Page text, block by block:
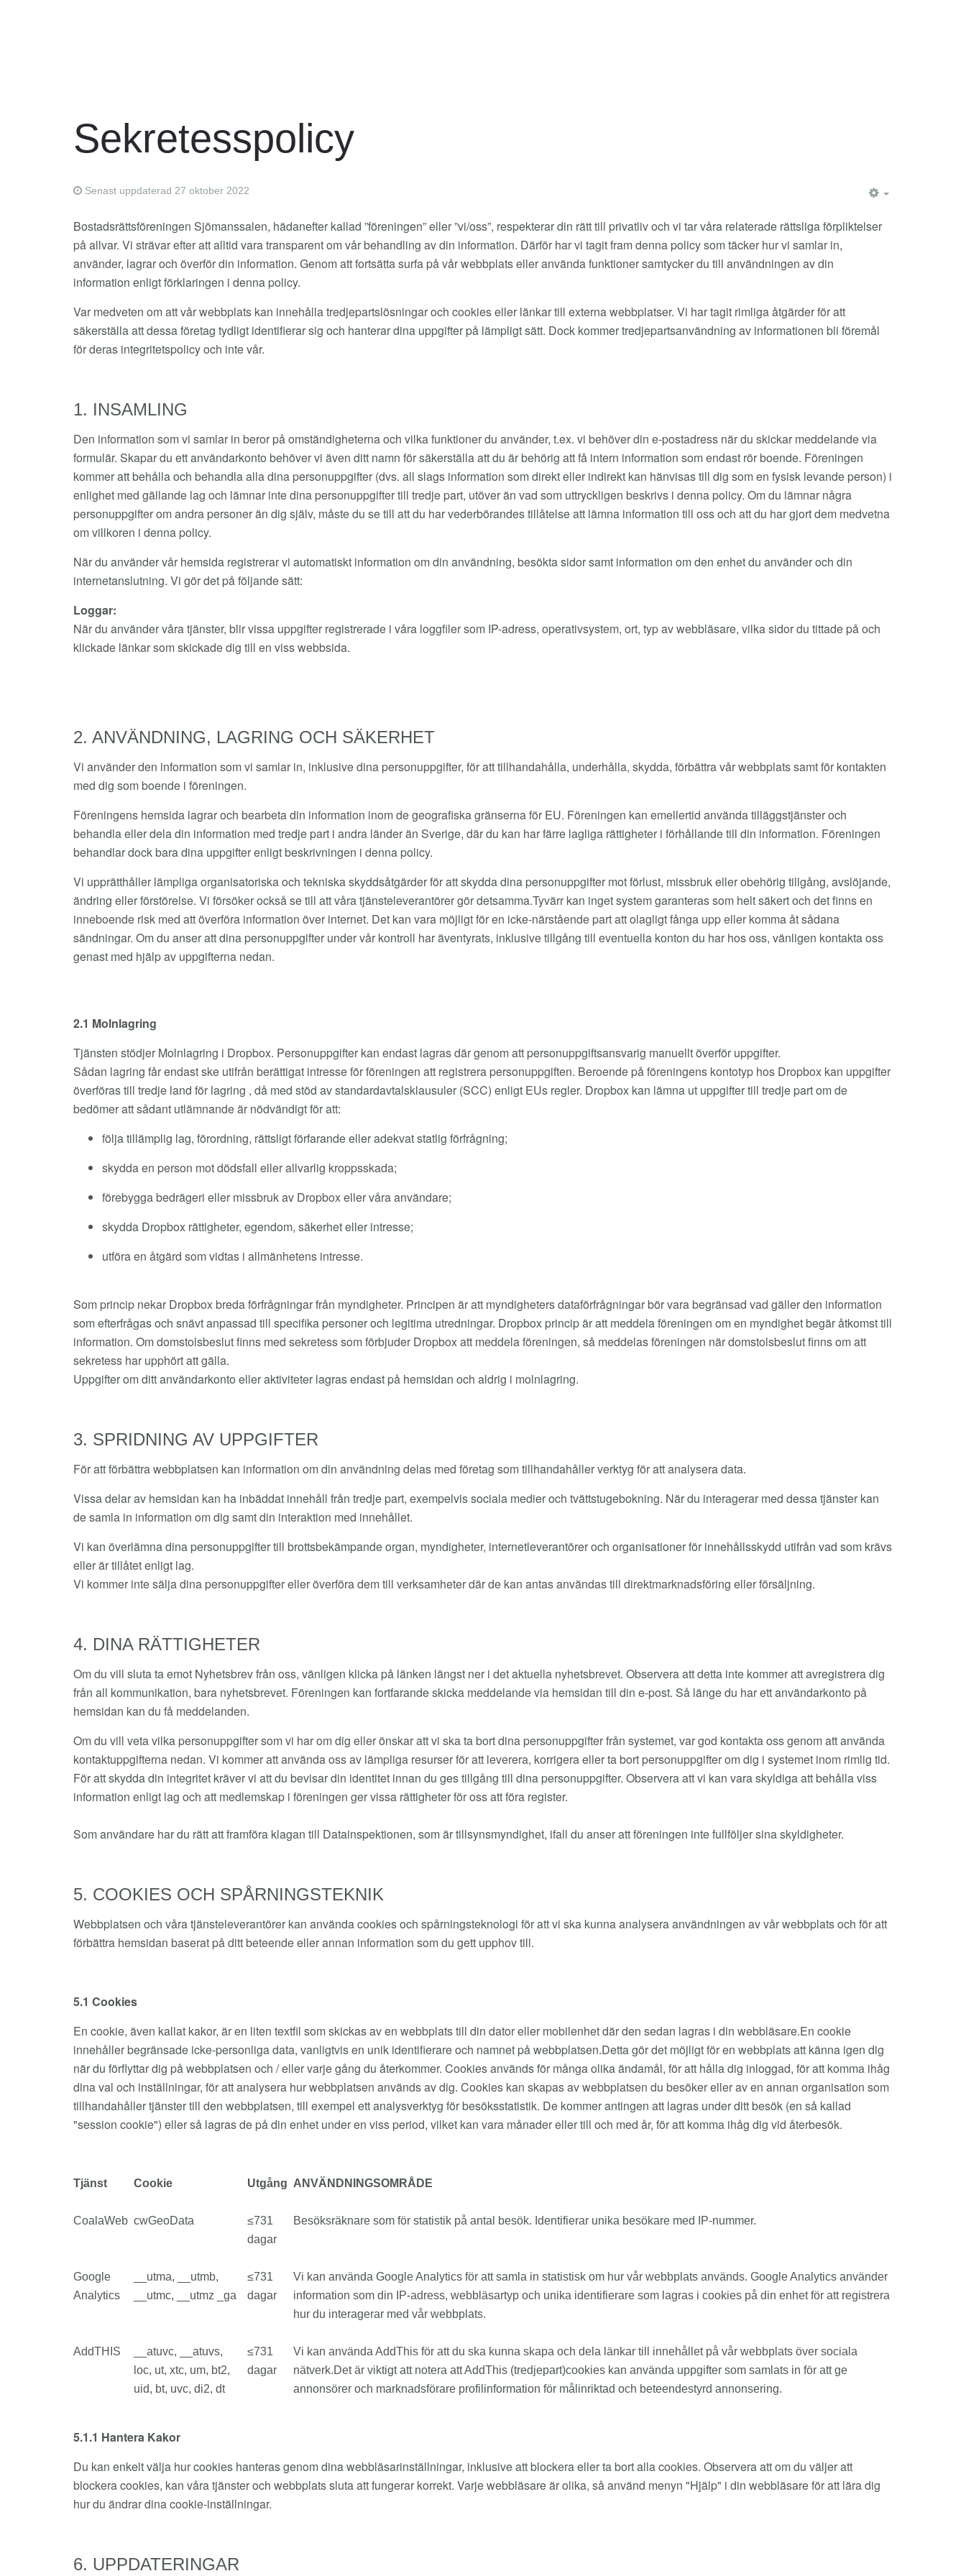
Sekretesspolicy
Senast uppdaterad 27 oktober 2022
Bostadsrättsföreningen Sjömanssalen, hädanefter kallad ”föreningen” eller ”vi/oss”, respekterar din rätt till privatliv och vi tar våra relaterade rättsliga förpliktelser
på allvar. Vi strävar efter att alltid vara transparent om vår behandling av din information. Därför har vi tagit fram denna policy som täcker hur vi samlar in,
använder, lagrar och överför din information. Genom att fortsätta surfa på vår webbplats eller använda funktioner samtycker du till användningen av din
information enligt förklaringen i denna policy.
Var medveten om att vår webbplats kan innehålla tredjepartslösningar och cookies eller länkar till externa webbplatser. Vi har tagit rimliga åtgärder för att
säkerställa att dessa företag tydligt identifierar sig och hanterar dina uppgifter på lämpligt sätt. Dock kommer tredjepartsanvändning av informationen bli föremål
för deras integritetspolicy och inte vår.
1. INSAMLING
Den information som vi samlar in beror på omständigheterna och vilka funktioner du använder, t.ex. vi behöver din e-postadress när du skickar meddelande via
formulär. Skapar du ett användarkonto behöver vi även ditt namn för säkerställa att du är behörig att få intern information som endast rör boende. Föreningen
kommer att behålla och behandla alla dina personuppgifter (dvs. all slags information som direkt eller indirekt kan hänvisas till dig som en fysisk levande person) i
enlighet med gällande lag och lämnar inte dina personuppgifter till tredje part, utöver än vad som uttryckligen beskrivs i denna policy. Om du lämnar några
personuppgifter om andra personer än dig själv, måste du se till att du har vederbörandes tillåtelse att lämna information till oss och att du har gjort dem medvetna
om villkoren i denna policy.
När du använder vår hemsida registrerar vi automatiskt information om din användning, besökta sidor samt information om den enhet du använder och din
internetanslutning. Vi gör det på följande sätt:
Loggar:
När du använder våra tjänster, blir vissa uppgifter registrerade i våra loggfiler som IP-adress, operativsystem, ort, typ av webbläsare, vilka sidor du tittade på och
klickade länkar som skickade dig till en viss webbsida.
2. ANVÄNDNING, LAGRING OCH SÄKERHET
Vi använder den information som vi samlar in, inklusive dina personuppgifter, för att tillhandahålla, underhålla, skydda, förbättra vår webbplats samt för kontakten
med dig som boende i föreningen.
Föreningens hemsida lagrar och bearbeta din information inom de geografiska gränserna för EU. Föreningen kan emellertid använda tilläggstjänster och
behandla eller dela din information med tredje part i andra länder än Sverige, där du kan har färre lagliga rättigheter i förhållande till din information. Föreningen
behandlar dock bara dina uppgifter enligt beskrivningen i denna policy.
Vi upprätthåller lämpliga organisatoriska och tekniska skyddsåtgärder för att skydda dina personuppgifter mot förlust, missbruk eller obehörig tillgång, avslöjande,
ändring eller förstörelse. Vi försöker också se till att våra tjänsteleverantörer gör detsamma.Tyvärr kan inget system garanteras som helt säkert och det finns en
inneboende risk med att överföra information över internet. Det kan vara möjligt för en icke-närstående part att olagligt fånga upp eller komma åt sådana
sändningar. Om du anser att dina personuppgifter under vår kontroll har äventyrats, inklusive tillgång till eventuella konton du har hos oss, vänligen kontakta oss
genast med hjälp av uppgifterna nedan.
2.1 Molnlagring
Tjänsten stödjer Molnlagring i Dropbox. Personuppgifter kan endast lagras där genom att personuppgiftsansvarig manuellt överför uppgifter.
Sådan lagring får endast ske utifrån berättigat intresse för föreningen att registrera personuppgiften. Beroende på föreningens kontotyp hos Dropbox kan uppgifter
överföras till tredje land för lagring , då med stöd av standardavtalsklausuler (SCC) enligt EUs regler. Dropbox kan lämna ut uppgifter till tredje part om de
bedömer att sådant utlämnande är nödvändigt för att:
följa tillämplig lag, förordning, rättsligt förfarande eller adekvat statlig förfrågning;
skydda en person mot dödsfall eller allvarlig kroppsskada;
förebygga bedrägeri eller missbruk av Dropbox eller våra användare;
skydda Dropbox rättigheter, egendom, säkerhet eller intresse;
utföra en åtgärd som vidtas i allmänhetens intresse.
Som princip nekar Dropbox breda förfrågningar från myndigheter. Principen är att myndigheters dataförfrågningar bör vara begränsad vad gäller den information
som efterfrågas och snävt anpassad till specifika personer och legitima utredningar. Dropbox princip är att meddela föreningen om en myndighet begär åtkomst till
information. Om domstolsbeslut finns med sekretess som förbjuder Dropbox att meddela föreningen, så meddelas föreningen när domstolsbeslut finns om att
sekretess har upphört att gälla.
Uppgifter om ditt användarkonto eller aktiviteter lagras endast på hemsidan och aldrig i molnlagring.
3. SPRIDNING AV UPPGIFTER
För att förbättra webbplatsen kan information om din användning delas med företag som tillhandahåller verktyg för att analysera data.
Vissa delar av hemsidan kan ha inbäddat innehåll från tredje part, exempelvis sociala medier och tvättstugebokning. När du interagerar med dessa tjänster kan
de samla in information om dig samt din interaktion med innehållet.
Vi kan överlämna dina personuppgifter till brottsbekämpande organ, myndigheter, internetleverantörer och organisationer för innehållsskydd utifrån vad som krävs
eller är tillåtet enligt lag.
Vi kommer inte sälja dina personuppgifter eller överföra dem till verksamheter där de kan antas användas till direktmarknadsföring eller försäljning.
4. DINA RÄTTIGHETER
Om du vill sluta ta emot Nyhetsbrev från oss, vänligen klicka på länken längst ner i det aktuella nyhetsbrevet. Observera att detta inte kommer att avregistrera dig
från all kommunikation, bara nyhetsbrevet. Föreningen kan fortfarande skicka meddelande via hemsidan till din e-post. Så länge du har ett användarkonto på
hemsidan kan du få meddelanden.
Om du vill veta vilka personuppgifter som vi har om dig eller önskar att vi ska ta bort dina personuppgifter från systemet, var god kontakta oss genom att använda
kontaktuppgifterna nedan. Vi kommer att använda oss av lämpliga resurser för att leverera, korrigera eller ta bort personuppgifter om dig i systemet inom rimlig tid.
För att skydda din integritet kräver vi att du bevisar din identitet innan du ges tillgång till dina personuppgifter. Observera att vi kan vara skyldiga att behålla viss
information enligt lag och att medlemskap i föreningen ger vissa rättigheter för oss att föra register.
Som användare har du rätt att framföra klagan till Datainspektionen, som är tillsynsmyndighet, ifall du anser att föreningen inte fullföljer sina skyldigheter.
5. COOKIES OCH SPÅRNINGSTEKNIK
Webbplatsen och våra tjänsteleverantörer kan använda cookies och spårningsteknologi för att vi ska kunna analysera användningen av vår webbplats och för att
förbättra hemsidan baserat på ditt beteende eller annan information som du gett upphov till.
5.1 Cookies
En cookie, även kallat kakor, är en liten textfil som skickas av en webbplats till din dator eller mobilenhet där den sedan lagras i din webbläsare.En cookie
innehåller begränsade icke-personliga data, vanligtvis en unik identifierare och namnet på webbplatsen.Detta gör det möjligt för en webbplats att känna igen dig
när du förflyttar dig på webbplatsen och / eller varje gång du återkommer. Cookies används för många olika ändamål, för att hålla dig inloggad, för att komma ihåg
dina val och inställningar, för att analysera hur webbplatsen används av dig. Cookies kan skapas av webbplatsen du besöker eller av en annan organisation som
tillhandahåller tjänster till den webbplatsen, till exempel ett analysverktyg för besöksstatistik. De kommer antingen att lagras under ditt besök (en så kallad
"session cookie") eller så lagras de på din enhet under en viss period, vilket kan vara månader eller till och med år, för att komma ihåg dig vid återbesök.
Tjänst Cookie Utgång ANVÄNDNINGSOMRÅDE
CoalaWeb cwGeoData
≤731
dagar
Besöksräknare som för statistik på antal besök. Identifierar unika besökare med IP-nummer.
Google
Analytics
__utma, __utmb,
__utmc, __utmz _ga
≤731
dagar
Vi kan använda Google Analytics för att samla in statistisk om hur vår webbplats används. Google Analytics använder
information som din IP-adress, webbläsartyp och unika identifierare som lagras i cookies på din enhet för att registrera
hur du interagerar med vår webbplats.
AddTHIS
__atuvc, __atuvs,
loc, ut, xtc, um, bt2,
uid, bt, uvc, di2, dt
≤731
dagar
Vi kan använda AddThis för att du ska kunna skapa och dela länkar till innehållet på vår webbplats över sociala
nätverk.Det är viktigt att notera att AddThis (tredjepart)cookies kan använda uppgifter som samlats in för att ge
annonsörer och marknadsförare profilinformation för målinriktad och beteendestyrd annonsering.
5.1.1 Hantera Kakor
Du kan enkelt välja hur cookies hanteras genom dina webbläsarinställningar, inklusive att blockera eller ta bort alla cookies. Observera att om du väljer att
blockera cookies, kan våra tjänster och webbplats sluta att fungerar korrekt. Varje webbläsare är olika, så använd menyn "Hjälp" i din webbläsare för att lära dig
hur du ändrar dina cookie-inställningar.
6. UPPDATERINGAR